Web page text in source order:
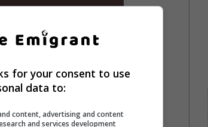
for your consent to use
data to:
content, advertising and content
and services development